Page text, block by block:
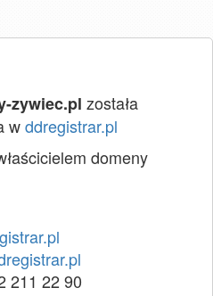
zywiec.pl została
wddregistrar.pl
domeny
211 22 90